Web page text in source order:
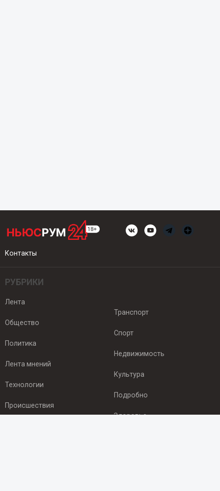
Контакты
РУБРИКИ
Лента
Общество
Политика
Лента мнений
Технологии
Происшествия
Транспорт
Спорт
Недвижимость
Культура
Подробно
Здоровье